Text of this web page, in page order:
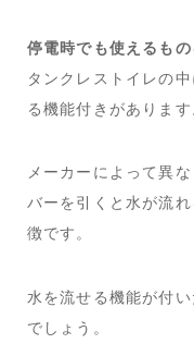
停電時でも使えるも
タンクレストイレの
る機能付きがあります
メーカーによって異
バーを引くと水が流
徴です。
水を流せる機能が付
でしょう。